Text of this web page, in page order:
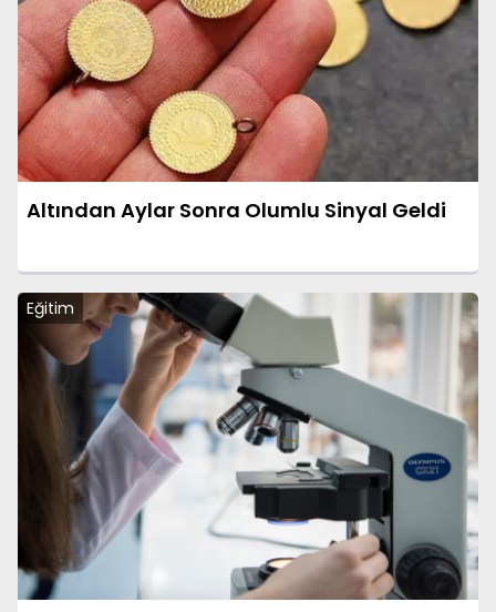
Altından Aylar Sonra Olumlu Sinyal Geldi
Eğitim